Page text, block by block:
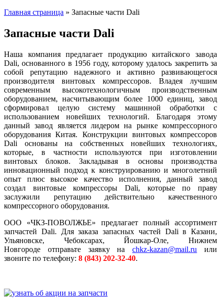
Главная страница » Запасные части Dali
Запасные части Dali
Наша компания предлагает продукцию китайского завода
Dali, основанного в 1956 году, которому удалось закрепить за
собой репутацию надежного и активно развивающегося
производителя винтовых компрессоров. Владея лучшим
современным высокотехнологичным производственным
оборудованием, насчитывающим более 1000 единиц, завод
сформировал целую систему машинной обработки с
использованием новейших технологий. Благодаря этому
данный завод является лидером на рынке компрессорного
оборудования Китая. Конструкции винтовых компрессоров
Dali основаны на собственных новейших технологиях,
которые, в частности используются при изготовлении
винтовых блоков. Закладывая в основы производства
инновационный подход к конструированию и многолетний
опыт плюс высокое качество исполнения, данный завод
создал винтовые компрессоры Dali, которые по праву
заслужили репутацию действительно качественного
компрессорного оборудования.
ООО «ЧКЗ-ПОВОЛЖЬЕ» предлагает полный ассортимент
запчастей Dali. Для заказа запасных частей Dali в Казани,
Ульяновске, Чебоксарах, Йошкар-Оле, Нижнем
Новгороде отправьте заявку наchkz-kazan@mail.ru или
звоните по телефону: 8 (843) 202-32-40.